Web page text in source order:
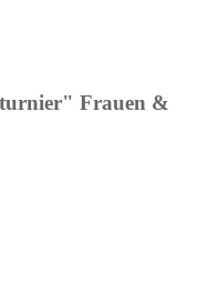
Frauen &